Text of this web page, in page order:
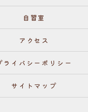
自習室
アクセス
ライバシーポリシー
サイトマップ